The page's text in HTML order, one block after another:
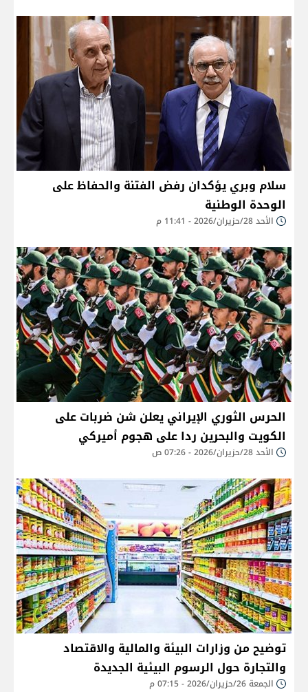
سلام وبري يؤكدان رفض الفتنة والحفاظ على
الوحدة الوطنية
الأحد 28/حزيران/2026 - 11:41 م
الحرس الثوري الإيراني يعلن شن ضربات على
الكويت والبحرين ردا على هجوم أميركي
الأحد 28/حزيران/2026 - 07:26 ص
توضيح من وزارات البيئة والمالية والاقتصاد
والتجارة حول الرسوم البيئية الجديدة
الجمعة 26/حزيران/2026 - 07:15 م